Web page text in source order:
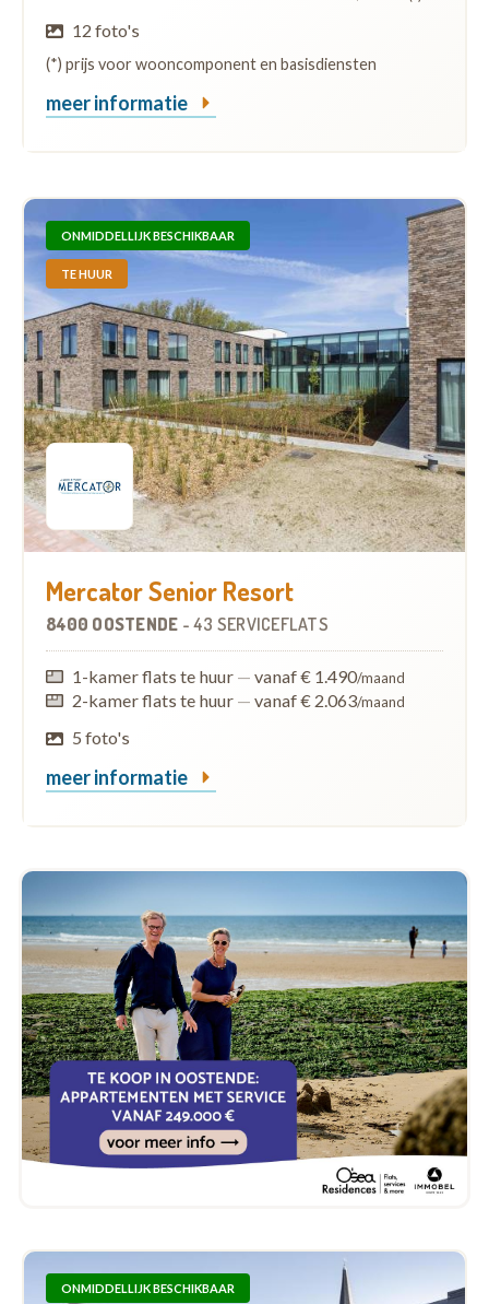
12 foto's
(*) prijs voor wooncomponent en basisdiensten
meer informatie
ONMIDDELLIJK BESCHIKBAAR
TE HUUR
Mercator Senior Resort
8400 OOSTENDE - 43 SERVICEFLATS
1-kamer flats te huur — vanaf € 1.490/maand
2-kamer flats te huur — vanaf € 2.063/maand
5 foto's
meer informatie
ONMIDDELLIJK BESCHIKBAAR